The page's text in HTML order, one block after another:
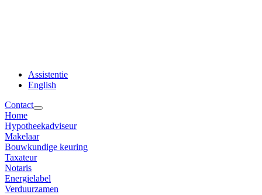
Assistentie
English
Contact
Home
Hypotheekadviseur
Makelaar
Bouwkundige keuring
Taxateur
Notaris
Energielabel
Verduurzamen